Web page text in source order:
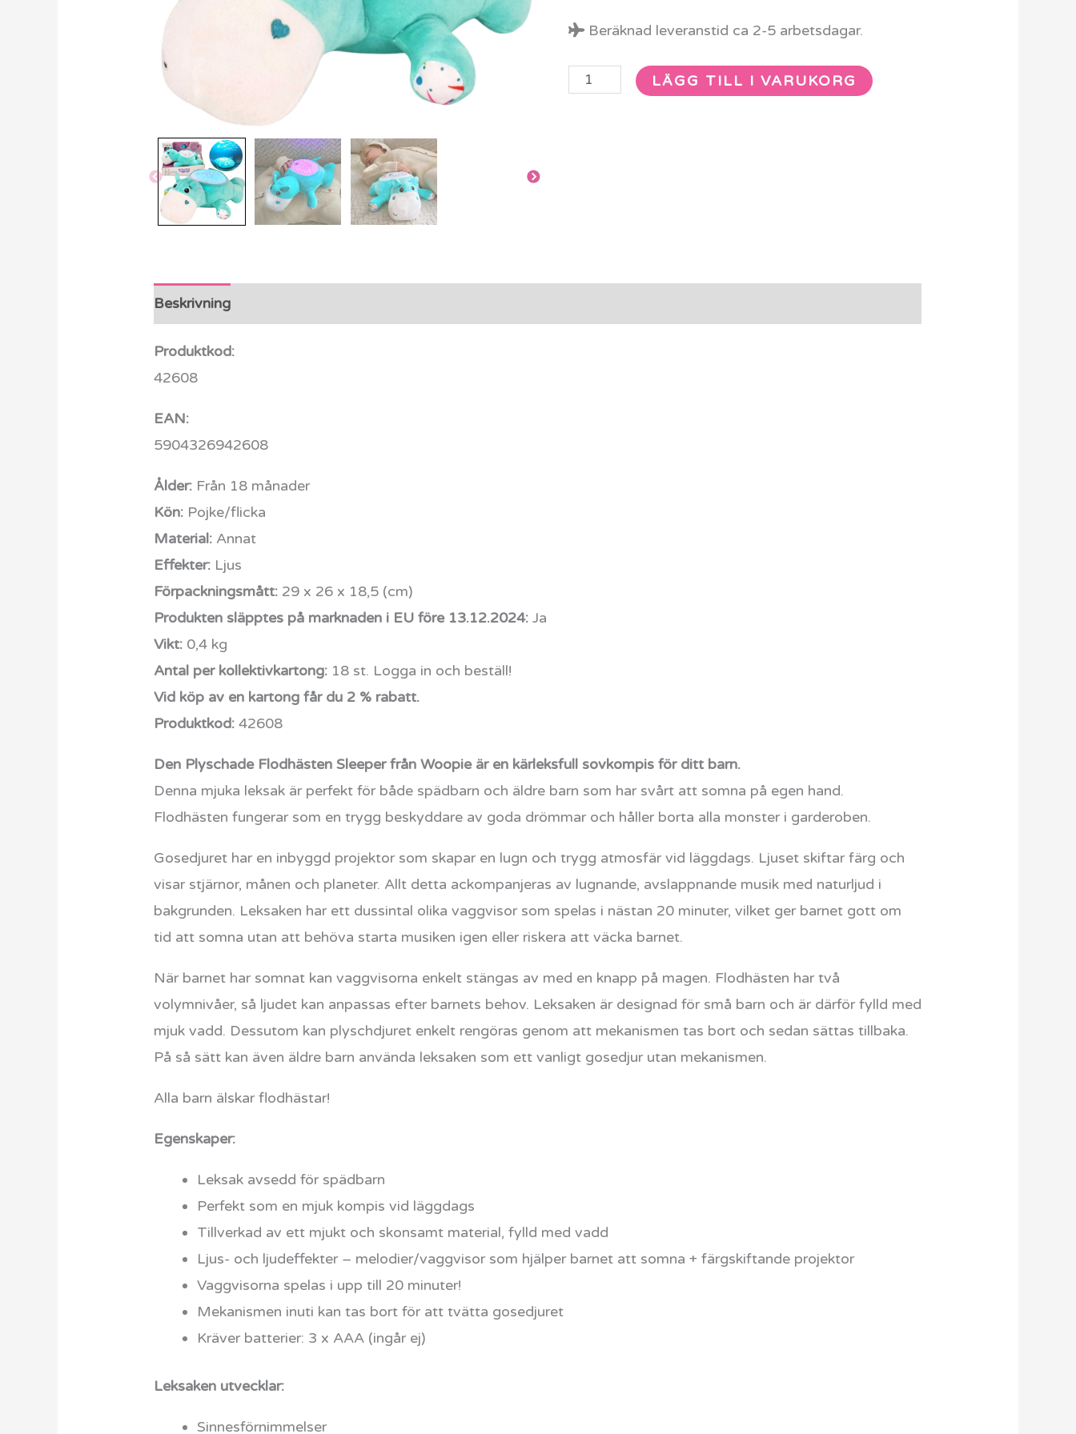
Beräknad leveranstid ca 2-5 arbetsdagar.
mängd
LÄGG TILL I VARUKORG
Beskrivning
Produktkod:
42608
EAN:
5904326942608
Ålder: Från 18 månader
Kön: Pojke/flicka
Material: Annat
Effekter: Ljus
Förpackningsmått: 29 x 26 x 18,5 (cm)
Produkten släpptes på marknaden i EU före 13.12.2024: Ja
Vikt: 0,4 kg
Antal per kollektivkartong: 18 st. Logga in och beställ!
Vid köp av en kartong får du 2 % rabatt.
Produktkod: 42608
Den Plyschade Flodhästen Sleeper från Woopie är en kärleksfull sovkompis för ditt barn.
Denna mjuka leksak är perfekt för både spädbarn och äldre barn som har svårt att somna på egen hand.
Flodhästen fungerar som en trygg beskyddare av goda drömmar och håller borta alla monster i garderoben.
Gosedjuret har en inbyggd projektor som skapar en lugn och trygg atmosfär vid läggdags. Ljuset skiftar färg och
visar stjärnor, månen och planeter. Allt detta ackompanjeras av lugnande, avslappnande musik med naturljud i
bakgrunden. Leksaken har ett dussintal olika vaggvisor som spelas i nästan 20 minuter, vilket ger barnet gott om
tid att somna utan att behöva starta musiken igen eller riskera att väcka barnet.
När barnet har somnat kan vaggvisorna enkelt stängas av med en knapp på magen. Flodhästen har två
volymnivåer, så ljudet kan anpassas efter barnets behov. Leksaken är designad för små barn och är därför fylld med
mjuk vadd. Dessutom kan plyschdjuret enkelt rengöras genom att mekanismen tas bort och sedan sättas tillbaka.
På så sätt kan även äldre barn använda leksaken som ett vanligt gosedjur utan mekanismen.
Alla barn älskar flodhästar!
Egenskaper:
Leksak avsedd för spädbarn
Perfekt som en mjuk kompis vid läggdags
Tillverkad av ett mjukt och skonsamt material, fylld med vadd
Ljus- och ljudeffekter – melodier/vaggvisor som hjälper barnet att somna + färgskiftande projektor
Vaggvisorna spelas i upp till 20 minuter!
Mekanismen inuti kan tas bort för att tvätta gosedjuret
Kräver batterier: 3 x AAA (ingår ej)
Leksaken utvecklar:
Sinnesförnimmelser